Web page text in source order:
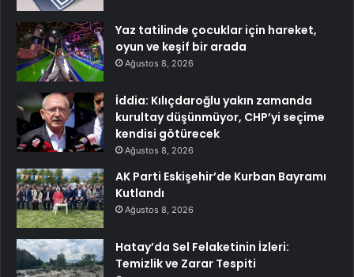
Yaz tatilinde çocuklar için hareket,
oyun ve keşif bir arada
Ağustos 8, 2026
İddia: Kılıçdaroğlu yakın zamanda
kurultay düşünmüyor, CHP’yi seçime
kendisi götürecek
Ağustos 8, 2026
AK Parti Eskişehir’de Kurban Bayramı
Kutlandı
Ağustos 8, 2026
Hatay’da Sel Felaketinin İzleri:
Temizlik ve Zarar Tespiti